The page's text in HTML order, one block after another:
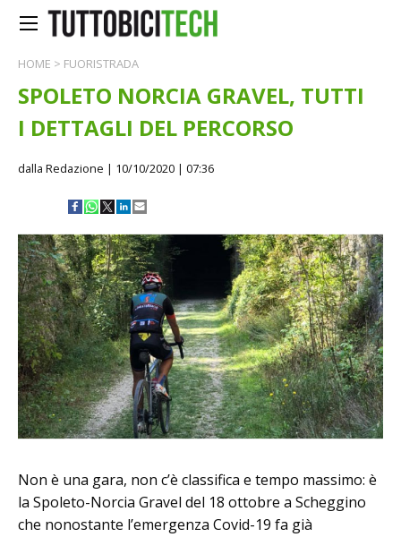
HOME > FUORISTRADA
SPOLETO NORCIA GRAVEL, TUTTI
I DETTAGLI DEL PERCORSO
dalla Redazione | 10/10/2020 | 07:36
Non è una gara, non c’è classifica e tempo massimo: è
la Spoleto-Norcia Gravel del 18 ottobre a Scheggino
che nonostante l’emergenza Covid-19 fa già